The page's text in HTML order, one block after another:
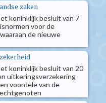
zaken
koninklijk besluit van 7
voor de
de nieuwe
koninklijk besluit van 20
uitkeringsverzekering
voordele van de